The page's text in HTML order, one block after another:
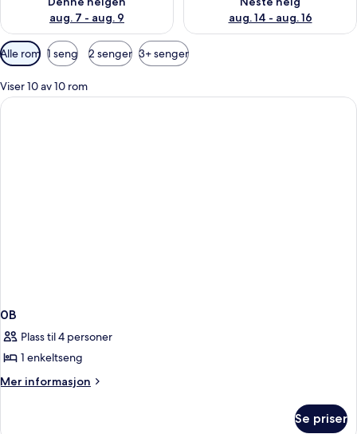
aug. 7 - aug. 9
aug. 14 - aug. 16
Tilgjengelige
filtre
for
rom
Alle rom 1 seng 2 senger 3+ senger
Viser 10 av 10 rom
0B
Plass til 4 personer
1 enkeltseng
Mer informasjon
Mer
Se priser